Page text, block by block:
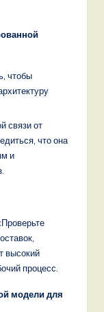
чтобы
связи от
что она
и
Проверьте
высокий
процесс.
модели для